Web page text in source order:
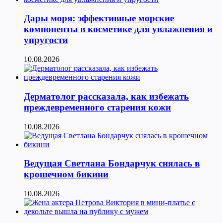
Дары моря: эффективные морские
компоненты в косметике для увлажнения и
упругости
10.08.2026
Дерматолог рассказала, как избежать
преждевременного старения кожи
10.08.2026
Ведущая Светлана Бондарчук снялась в
крошечном бикини
10.08.2026